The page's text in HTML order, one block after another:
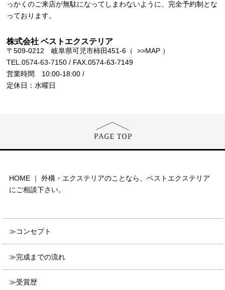
っかくのご来店が無駄になってしまわないように、完全予約制とな
っております。
株式会社 ベストエクステリア
〒509-0212 岐阜県可児市柿田451-6（ >>MAP ）
TEL.0574-63-7150 / FAX.0574-63-7149
営業時間 10:00-18:00 /
定休日：水曜日
HOME ｜ 外構・エクステリアのことなら、ベストエクステリア
にご相談下さい。
コンセプト
完成までの流れ
受賞歴